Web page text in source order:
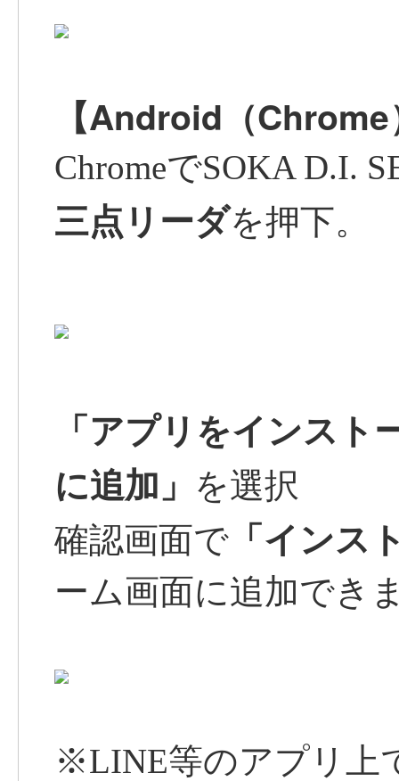
【Android（
ChromeでSOKA D.I.
三点リーダを押下。
「アプリをインスト
に追加」 を選択
確認画面で 「インス
ーム画面に追加でき
※LINE等のアプリ上